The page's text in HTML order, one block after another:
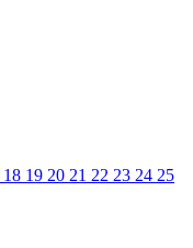
18 19 20 21 22 23 24 25